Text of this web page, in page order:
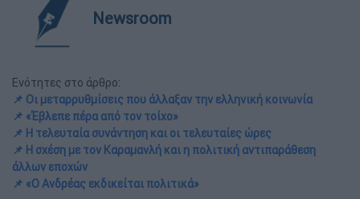
Newsroom
Ενότητες στο άρθρο:
📌 Οι μεταρρυθμίσεις που άλλαξαν την ελληνική κοινωνία
📌 «Έβλεπε πέρα από τον τοίχο»
📌 Η τελευταία συνάντηση και οι τελευταίες ώρες
📌 Η σχέση με τον Καραμανλή και η πολιτική αντιπαράθεση
άλλων εποχών
📌 «Ο Ανδρέας εκδικείται πολιτικά»